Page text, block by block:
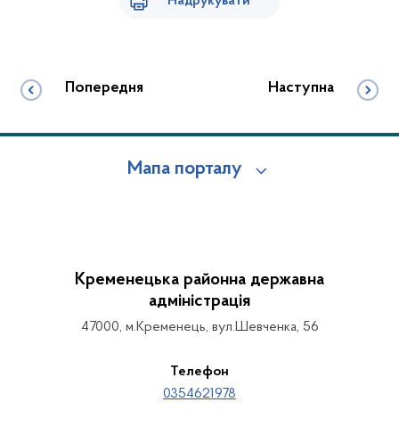
Попередня Наступна
Мапа порталу
Кременецька районна державна
адміністрація
47000, м.Кременець, вул.Шевченка, 56
Телефон
0354621978